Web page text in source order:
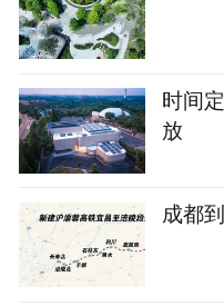
时间
放
成都